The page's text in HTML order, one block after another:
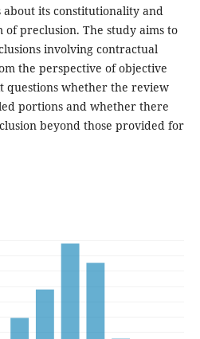
its constitutionality and
preclusion. The study aims to
involving contractual
the perspective of objective
questions whether the review
portions and whether there
beyond those provided for